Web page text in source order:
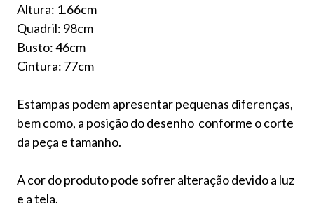
Altura: 1.66cm
Quadril: 98cm
Busto: 46cm
Cintura: 77cm
Estampas podem apresentar pequenas diferenças,
bem como, a posição do desenho conforme o corte
da peça e tamanho.
A cor do produto pode sofrer alteração devido a luz
e a tela.